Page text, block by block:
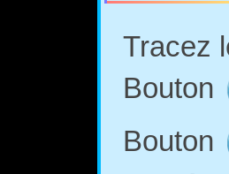
Tracez
Bouton
Bouton